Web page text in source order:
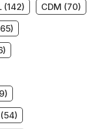
(142) CDM (70)
(54)